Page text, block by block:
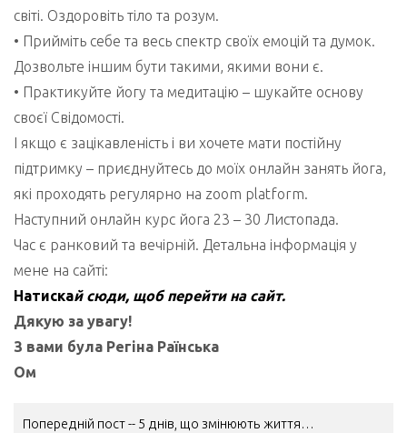
світі. Оздоровіть тіло та розум.
• Прийміть себе та весь спектр своїх емоцій та думок.
Дозвольте іншим бути такими, якими вони є.
• Практикуйте йогу та медитацію – шукайте основу
своєї Свідомості.
І якщо є зацікавленість і ви хочете мати постійну
підтримку – приєднуйтесь до моїх онлайн занять йога,
які проходять регулярно на zoom platform.
Наступний онлайн курс йога 23 – 30 Листопада.
Час є ранковий та вечірній. Детальна інформація у
мене на сайті:
Натискай сюди, щоб перейти на сайт.
Дякую за увагу!
З вами була Регіна Раїнська
Ом
НАВІГАЦІЯ
Попередній пост -- 5 днів, що змінюють життя…